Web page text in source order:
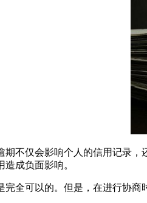
期不仅会影响个人的信用记录
成负面影响。
完全可以的。但是，在进行协